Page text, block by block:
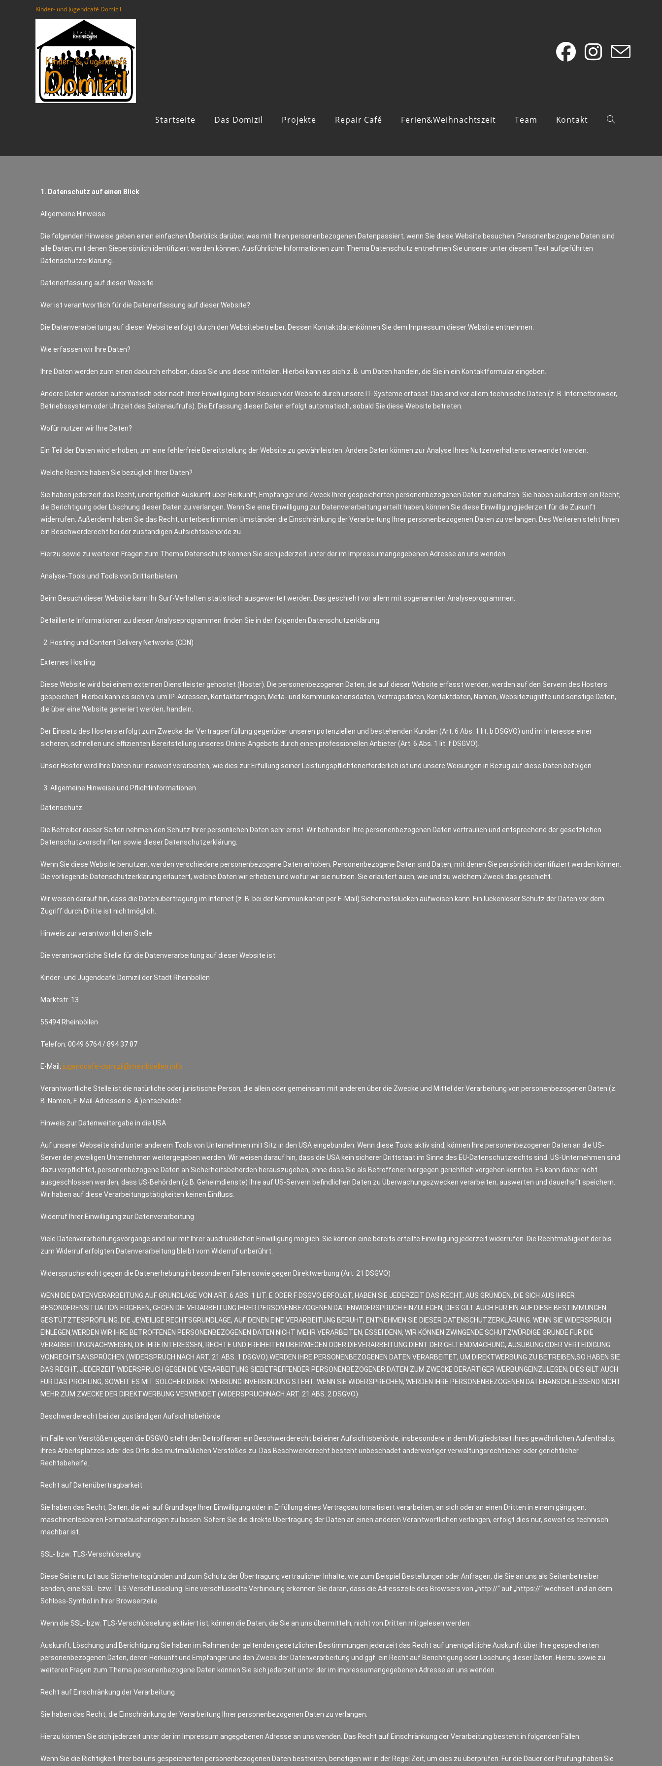
Kinder- und Jugendcafé Domizil
Startseite Das Domizil Projekte Repair Café Ferien&Weihnachtszeit Team Kontakt
1. Datenschutz auf einen Blick
Allgemeine Hinweise
Die folgenden Hinweise geben einen einfachen Überblick darüber, was mit Ihren personenbezogenen Datenpassiert, wenn Sie diese Website besuchen. Personenbezogene Daten sind
alle Daten, mit denen Siepersönlich identifiziert werden können. Ausführliche Informationen zum Thema Datenschutz entnehmen Sie unserer unter diesem Text aufgeführten
Datenschutzerklärung.
Datenerfassung auf dieser Website
Wer ist verantwortlich für die Datenerfassung auf dieser Website?
Die Datenverarbeitung auf dieser Website erfolgt durch den Websitebetreiber. Dessen Kontaktdatenkönnen Sie dem Impressum dieser Website entnehmen.
Wie erfassen wir Ihre Daten?
Ihre Daten werden zum einen dadurch erhoben, dass Sie uns diese mitteilen. Hierbei kann es sich z. B. um Daten handeln, die Sie in ein Kontaktformular eingeben.
Andere Daten werden automatisch oder nach Ihrer Einwilligung beim Besuch der Website durch unsere IT-Systeme erfasst. Das sind vor allem technische Daten (z. B. Internetbrowser,
Betriebssystem oder Uhrzeit des Seitenaufrufs). Die Erfassung dieser Daten erfolgt automatisch, sobald Sie diese Website betreten.
Wofür nutzen wir Ihre Daten?
Ein Teil der Daten wird erhoben, um eine fehlerfreie Bereitstellung der Website zu gewährleisten. Andere Daten können zur Analyse Ihres Nutzerverhaltens verwendet werden.
Welche Rechte haben Sie bezüglich Ihrer Daten?
Sie haben jederzeit das Recht, unentgeltlich Auskunft über Herkunft, Empfänger und Zweck Ihrer gespeicherten personenbezogenen Daten zu erhalten. Sie haben außerdem ein Recht,
die Berichtigung oder Löschung dieser Daten zu verlangen. Wenn Sie eine Einwilligung zur Datenverarbeitung erteilt haben, können Sie diese Einwilligung jederzeit für die Zukunft
widerrufen. Außerdem haben Sie das Recht, unterbestimmten Umständen die Einschränkung der Verarbeitung Ihrer personenbezogenen Daten zu verlangen. Des Weiteren steht Ihnen
ein Beschwerderecht bei der zuständigen Aufsichtsbehörde zu.
Hierzu sowie zu weiteren Fragen zum Thema Datenschutz können Sie sich jederzeit unter der im Impressumangegebenen Adresse an uns wenden.
Analyse-Tools und Tools von Drittanbietern
Beim Besuch dieser Website kann Ihr Surf-Verhalten statistisch ausgewertet werden. Das geschieht vor allem mit sogenannten Analyseprogrammen.
Detaillierte Informationen zu diesen Analyseprogrammen finden Sie in der folgenden Datenschutzerklärung.
Hosting und Content Delivery Networks (CDN)
Externes Hosting
Diese Website wird bei einem externen Dienstleister gehostet (Hoster). Die personenbezogenen Daten, die auf dieser Website erfasst werden, werden auf den Servern des Hosters
gespeichert. Hierbei kann es sich v.a. um IP-Adressen, Kontaktanfragen, Meta- und Kommunikationsdaten, Vertragsdaten, Kontaktdaten, Namen, Websitezugriffe und sonstige Daten,
die über eine Website generiert werden, handeln.
Der Einsatz des Hosters erfolgt zum Zwecke der Vertragserfüllung gegenüber unseren potenziellen und bestehenden Kunden (Art. 6 Abs. 1 lit. b DSGVO) und im Interesse einer
sicheren, schnellen und effizienten Bereitstellung unseres Online-Angebots durch einen professionellen Anbieter (Art. 6 Abs. 1 lit. f DSGVO).
Unser Hoster wird Ihre Daten nur insoweit verarbeiten, wie dies zur Erfüllung seiner Leistungspflichtenerforderlich ist und unsere Weisungen in Bezug auf diese Daten befolgen.
Allgemeine Hinweise und Pflichtinformationen
Datenschutz
Die Betreiber dieser Seiten nehmen den Schutz Ihrer persönlichen Daten sehr ernst. Wir behandeln Ihre personenbezogenen Daten vertraulich und entsprechend der gesetzlichen
Datenschutzvorschriften sowie dieser Datenschutzerklärung.
Wenn Sie diese Website benutzen, werden verschiedene personenbezogene Daten erhoben. Personenbezogene Daten sind Daten, mit denen Sie persönlich identifiziert werden können.
Die vorliegende Datenschutzerklärung erläutert, welche Daten wir erheben und wofür wir sie nutzen. Sie erläutert auch, wie und zu welchem Zweck das geschieht.
Wir weisen darauf hin, dass die Datenübertragung im Internet (z. B. bei der Kommunikation per E-Mail) Sicherheitslücken aufweisen kann. Ein lückenloser Schutz der Daten vor dem
Zugriff durch Dritte ist nichtmöglich.
Hinweis zur verantwortlichen Stelle
Die verantwortliche Stelle für die Datenverarbeitung auf dieser Website ist:
Kinder- und Jugendcafé Domizil der Stadt Rheinböllen
Marktstr. 13
55494 Rheinböllen
Telefon: 0049 6764 / 894 37 87
E-Mail: jugendcafe-domizil@rheinboellen.info
Verantwortliche Stelle ist die natürliche oder juristische Person, die allein oder gemeinsam mit anderen über die Zwecke und Mittel der Verarbeitung von personenbezogenen Daten (z.
B. Namen, E-Mail-Adressen o. Ä.)entscheidet.
Hinweis zur Datenweitergabe in die USA
Auf unserer Webseite sind unter anderem Tools von Unternehmen mit Sitz in den USA eingebunden. Wenn diese Tools aktiv sind, können Ihre personenbezogenen Daten an die US-
Server der jeweiligen Unternehmen weitergegeben werden. Wir weisen darauf hin, dass die USA kein sicherer Drittstaat im Sinne des EU-Datenschutzrechts sind. US-Unternehmen sind
dazu verpflichtet, personenbezogene Daten an Sicherheitsbehörden herauszugeben, ohne dass Sie als Betroffener hiergegen gerichtlich vorgehen könnten. Es kann daher nicht
ausgeschlossen werden, dass US-Behörden (z.B. Geheimdienste) Ihre auf US-Servern befindlichen Daten zu Überwachungszwecken verarbeiten, auswerten und dauerhaft speichern.
Wir haben auf diese Verarbeitungstätigkeiten keinen Einfluss.
Widerruf Ihrer Einwilligung zur Datenverarbeitung
Viele Datenverarbeitungsvorgänge sind nur mit Ihrer ausdrücklichen Einwilligung möglich. Sie können eine bereits erteilte Einwilligung jederzeit widerrufen. Die Rechtmäßigkeit der bis
zum Widerruf erfolgten Datenverarbeitung bleibt vom Widerruf unberührt.
Widerspruchsrecht gegen die Datenerhebung in besonderen Fällen sowie gegen Direktwerbung (Art. 21 DSGVO)
WENN DIE DATENVERARBEITUNG AUF GRUNDLAGE VON ART. 6 ABS. 1 LIT. E ODER F DSGVO ERFOLGT, HABEN SIE JEDERZEIT DAS RECHT, AUS GRÜNDEN, DIE SICH AUS IHRER
BESONDERENSITUATION ERGEBEN, GEGEN DIE VERARBEITUNG IHRER PERSONENBEZOGENEN DATENWIDERSPRUCH EINZULEGEN; DIES GILT AUCH FÜR EIN AUF DIESE BESTIMMUNGEN
GESTÜTZTESPROFILING. DIE JEWEILIGE RECHTSGRUNDLAGE, AUF DENEN EINE VERARBEITUNG BERUHT, ENTNEHMEN SIE DIESER DATENSCHUTZERKLÄRUNG. WENN SIE WIDERSPRUCH
EINLEGEN,WERDEN WIR IHRE BETROFFENEN PERSONENBEZOGENEN DATEN NICHT MEHR VERARBEITEN, ESSEI DENN, WIR KÖNNEN ZWINGENDE SCHUTZWÜRDIGE GRÜNDE FÜR DIE
VERARBEITUNGNACHWEISEN, DIE IHRE INTERESSEN, RECHTE UND FREIHEITEN ÜBERWIEGEN ODER DIEVERARBEITUNG DIENT DER GELTENDMACHUNG, AUSÜBUNG ODER VERTEIDIGUNG
VONRECHTSANSPRÜCHEN (WIDERSPRUCH NACH ART. 21 ABS. 1 DSGVO).WERDEN IHRE PERSONENBEZOGENEN DATEN VERARBEITET, UM DIREKTWERBUNG ZU BETREIBEN,SO HABEN SIE
DAS RECHT, JEDERZEIT WIDERSPRUCH GEGEN DIE VERARBEITUNG SIEBETREFFENDER PERSONENBEZOGENER DATEN ZUM ZWECKE DERARTIGER WERBUNGEINZULEGEN; DIES GILT AUCH
FÜR DAS PROFILING, SOWEIT ES MIT SOLCHER DIREKTWERBUNG INVERBINDUNG STEHT. WENN SIE WIDERSPRECHEN, WERDEN IHRE PERSONENBEZOGENEN DATENANSCHLIESSEND NICHT
MEHR ZUM ZWECKE DER DIREKTWERBUNG VERWENDET (WIDERSPRUCHNACH ART. 21 ABS. 2 DSGVO).
Beschwerderecht bei der zuständigen Aufsichtsbehörde
Im Falle von Verstößen gegen die DSGVO steht den Betroffenen ein Beschwerderecht bei einer Aufsichtsbehörde, insbesondere in dem Mitgliedstaat ihres gewöhnlichen Aufenthalts,
ihres Arbeitsplatzes oder des Orts des mutmaßlichen Verstoßes zu. Das Beschwerderecht besteht unbeschadet anderweitiger verwaltungsrechtlicher oder gerichtlicher
Rechtsbehelfe.
Recht auf Datenübertragbarkeit
Sie haben das Recht, Daten, die wir auf Grundlage Ihrer Einwilligung oder in Erfüllung eines Vertragsautomatisiert verarbeiten, an sich oder an einen Dritten in einem gängigen,
maschinenlesbaren Formataushändigen zu lassen. Sofern Sie die direkte Übertragung der Daten an einen anderen Verantwortlichen verlangen, erfolgt dies nur, soweit es technisch
machbar ist.
SSL- bzw. TLS-Verschlüsselung
Diese Seite nutzt aus Sicherheitsgründen und zum Schutz der Übertragung vertraulicher Inhalte, wie zum Beispiel Bestellungen oder Anfragen, die Sie an uns als Seitenbetreiber
senden, eine SSL- bzw. TLS-Verschlüsselung. Eine verschlüsselte Verbindung erkennen Sie daran, dass die Adresszeile des Browsers von „http://“ auf „https://“ wechselt und an dem
Schloss-Symbol in Ihrer Browserzeile.
Wenn die SSL- bzw. TLS-Verschlüsselung aktiviert ist, können die Daten, die Sie an uns übermitteln, nicht von Dritten mitgelesen werden.
Auskunft, Löschung und Berichtigung Sie haben im Rahmen der geltenden gesetzlichen Bestimmungen jederzeit das Recht auf unentgeltliche Auskunft über Ihre gespeicherten
personenbezogenen Daten, deren Herkunft und Empfänger und den Zweck der Datenverarbeitung und ggf. ein Recht auf Berichtigung oder Löschung dieser Daten. Hierzu sowie zu
weiteren Fragen zum Thema personenbezogene Daten können Sie sich jederzeit unter der im Impressumangegebenen Adresse an uns wenden.
Recht auf Einschränkung der Verarbeitung
Sie haben das Recht, die Einschränkung der Verarbeitung Ihrer personenbezogenen Daten zu verlangen.
Hierzu können Sie sich jederzeit unter der im Impressum angegebenen Adresse an uns wenden. Das Recht auf Einschränkung der Verarbeitung besteht in folgenden Fällen:
Wenn Sie die Richtigkeit Ihrer bei uns gespeicherten personenbezogenen Daten bestreiten, benötigen wir in der Regel Zeit, um dies zu überprüfen. Für die Dauer der Prüfung haben Sie